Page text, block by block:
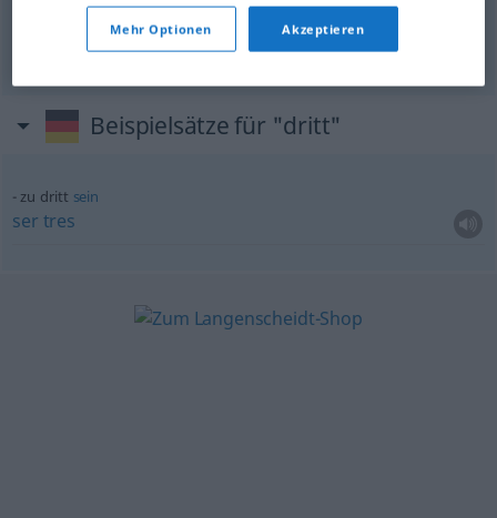
lostres
Beispielsätze für "dritt"
zu dritt sein
ser tres
Mehr Optionen Akzeptieren